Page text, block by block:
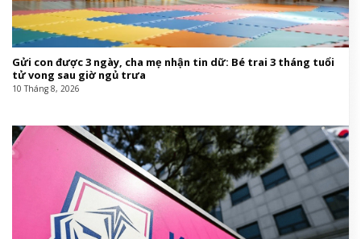
Gửi con được 3 ngày, cha mẹ nhận tin dữ: Bé trai 3 tháng tuổi
tử vong sau giờ ngủ trưa
10 Tháng 8, 2026